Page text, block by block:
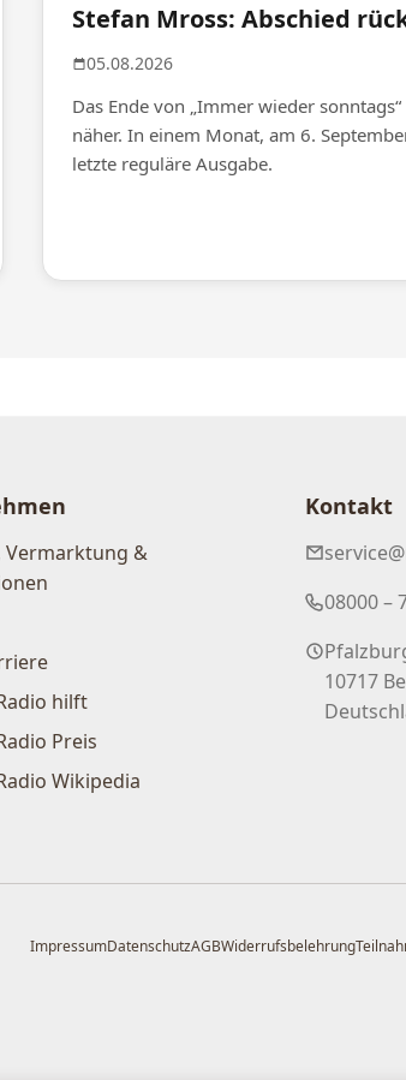
Stefan Mross: Abschied
05.08.2026
Das Ende von „Immer wieder
näher. In einem Monat, am 6.
letzte reguläre Ausgabe.
Vermarktung &
hilft
Preis
Wikipedia
Kontakt
08000 –
10717
ImpressumDatenschutzAGBWiderrufsbelehrung